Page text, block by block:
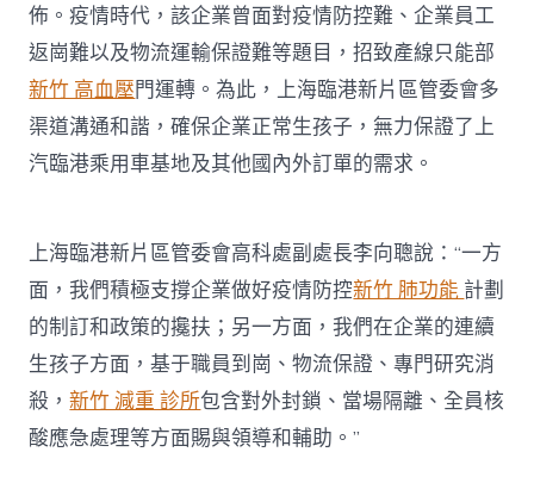
佈。疫情時代，該企業曾面對疫情防控難、企業員工
返崗難以及物流運輸保證難等題目，招致產線只能部
新竹 高血壓門運轉。為此，上海臨港新片區管委會多
渠道溝通和諧，確保企業正常生孩子，無力保證了上
汽臨港乘用車基地及其他國內外訂單的需求。
上海臨港新片區管委會高科處副處長李向聰說：“一方
面，我們積極支撐企業做好疫情防控新竹 肺功能 計劃
的制訂和政策的攙扶；另一方面，我們在企業的連續
生孩子方面，基于職員到崗、物流保證、專門研究消
殺，新竹 減重 診所包含對外封鎖、當場隔離、全員核
酸應急處理等方面賜與領導和輔助。”